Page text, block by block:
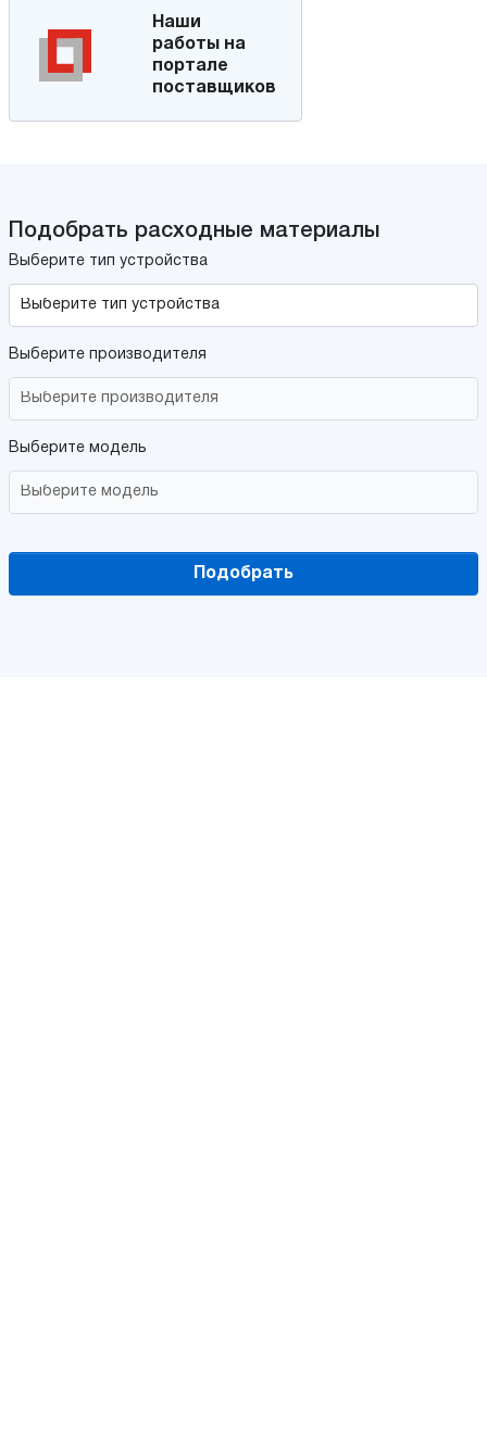
Наши
работы на
портале
поставщиков
Подобрать расходные материалы
Выберите тип устройства
Выберите производителя
Выберите модель
Подобрать